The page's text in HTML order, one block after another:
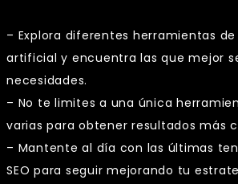
– Explora diferentes herramientas
artificial y encuentra las que mejor
necesidades.
– No te limites a una única
varias para obtener resultados más
– Mantente al día con las últimas
SEO para seguir mejorando tu